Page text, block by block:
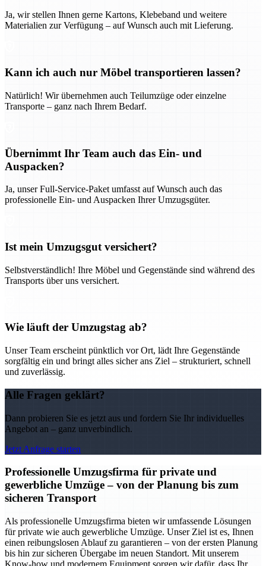
Ja, wir stellen Ihnen gerne Kartons, Klebeband und weitere
Materialien zur Verfügung – auf Wunsch auch mit Lieferung.
Kann ich auch nur Möbel transportieren lassen?
Natürlich! Wir übernehmen auch Teilumzüge oder einzelne
Transporte – ganz nach Ihrem Bedarf.
Übernimmt Ihr Team auch das Ein- und
Auspacken?
Ja, unser Full-Service-Paket umfasst auf Wunsch auch das
professionelle Ein- und Auspacken Ihrer Umzugsgüter.
Ist mein Umzugsgut versichert?
Selbstverständlich! Ihre Möbel und Gegenstände sind während des
Transports über uns versichert.
Wie läuft der Umzugstag ab?
Unser Team erscheint pünktlich vor Ort, lädt Ihre Gegenstände
sorgfältig ein und bringt alles sicher ans Ziel – strukturiert, schnell
und zuverlässig.
Alle Fragen geklärt?
Dann probieren Sie es jetzt aus und fordern Sie Ihr individuelles
Angebot an – ganz unverbindlich.
Jetzt Anfrage starten
Professionelle Umzugsfirma für private und
gewerbliche Umzüge – von der Planung bis zum
sicheren Transport
Als professionelle Umzugsfirma bieten wir umfassende Lösungen
für private wie auch gewerbliche Umzüge. Unser Ziel ist es, Ihnen
einen reibungslosen Ablauf zu garantieren – von der ersten Planung
bis hin zur sicheren Übergabe im neuen Standort. Mit unserem
Know-how und modernem Equipment sorgen wir dafür, dass Ihr